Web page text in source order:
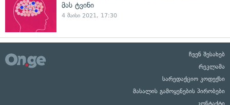
მას ტვინი
4 მაისი 2021, 17:30
ჩვენ შესახებ
რეკლამა
სარედაქციო კოდექსი
მასალის გამოყენების პირობები
კონტაქტი